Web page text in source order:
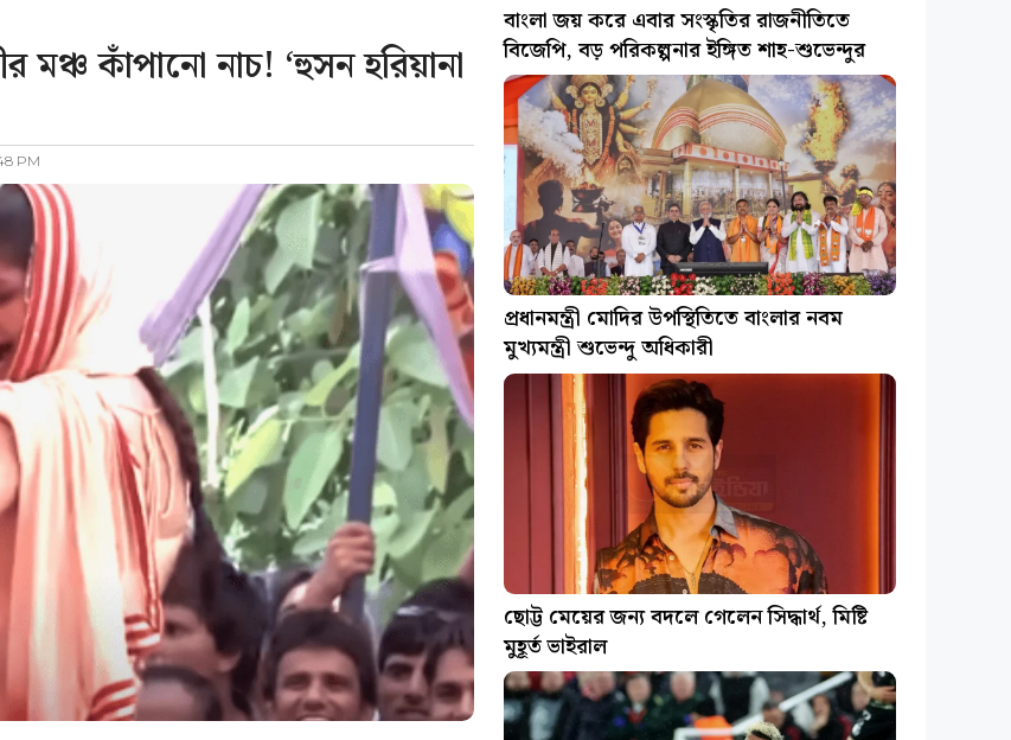
কাঁপানো নাচ! ‘হুসন হরিয়ানা
PM
বাংলা জয় করে এবার সংস্কৃতির রাজনীতিতে
বিজেপি, বড় পরিকল্পনার ইঙ্গিত শাহ-শুভেন্দুর
প্রধানমন্ত্রী মোদির উপস্থিতিতে বাংলার নবম
মুখ্যমন্ত্রী শুভেন্দু অধিকারী
ছোট্ট মেয়ের জন্য বদলে গেলেন সিদ্ধার্থ, মিষ্টি
মুহূর্ত ভাইরাল